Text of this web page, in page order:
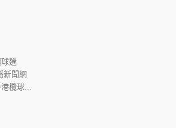
選
新聞網
欖球...